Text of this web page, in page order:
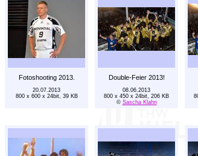
Fotoshooting 2013. Double-Feier 2013!
20.07.2013
800 x 600 x 24bit, 39 KB
08.06.2013
800 x 450 x 24bit, 206 KB
© Sascha Klahn